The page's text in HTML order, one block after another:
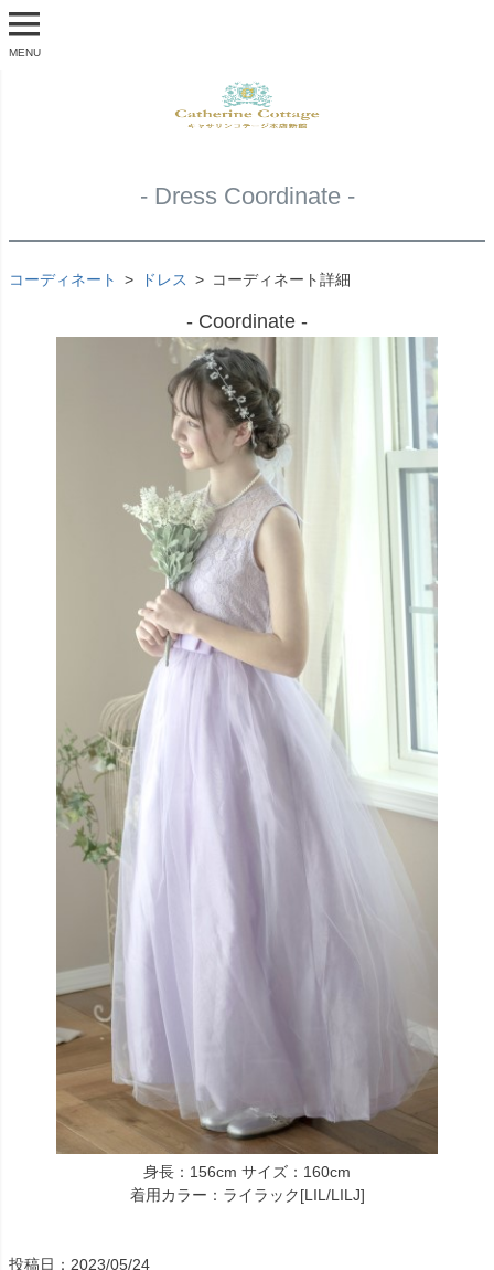
MENU
- Dress Coordinate -
コーディネート ドレス コーディネート詳細
- Coordinate -
身長：156cm サイズ：160cm
着用カラー：ライラック[LIL/LILJ]
投稿日：2023/05/24